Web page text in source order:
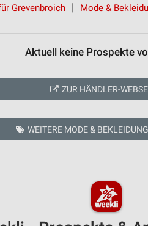
Grevenbroich Mode &
Aktuell keine Prospekte
ZUR HÄNDLER-
WEITERE MODE &